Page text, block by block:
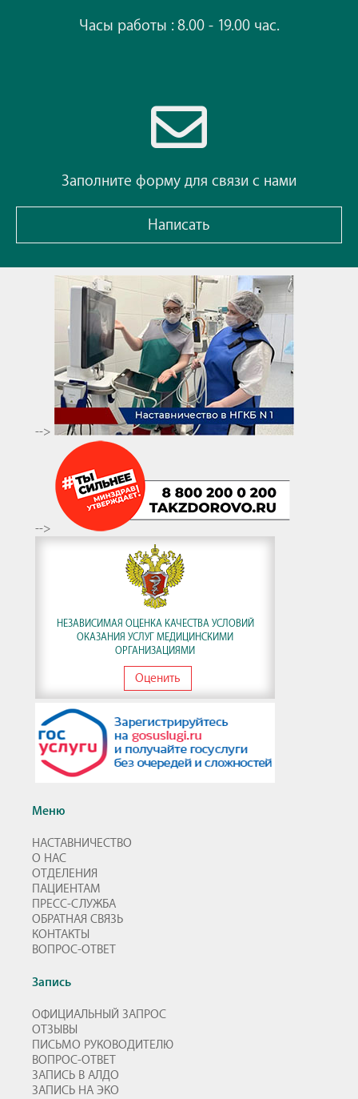
Часы работы : 8.00 - 19.00 час.
Заполните форму для связи с нами
Написать
-->
-->
НЕЗАВИСИМАЯ ОЦЕНКА КАЧЕСТВА УСЛОВИЙ
ОКАЗАНИЯ УСЛУГ МЕДИЦИНСКИМИ
ОРГАНИЗАЦИЯМИ
Оценить
Меню
НАСТАВНИЧЕСТВО
О НАС
ОТДЕЛЕНИЯ
ПАЦИЕНТАМ
ПРЕСС-СЛУЖБА
ОБРАТНАЯ СВЯЗЬ
КОНТАКТЫ
ВОПРОС-ОТВЕТ
Запись
ОФИЦИАЛЬНЫЙ ЗАПРОС
ОТЗЫВЫ
ПИСЬМО РУКОВОДИТЕЛЮ
ВОПРОС-ОТВЕТ
ЗАПИСЬ В АЛДО
ЗАПИСЬ НА ЭКО